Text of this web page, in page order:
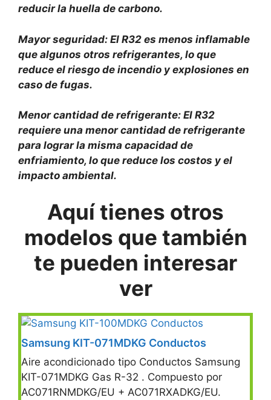
reducir la huella de carbono.
Mayor seguridad: El R32 es menos inflamable
que algunos otros refrigerantes, lo que
reduce el riesgo de incendio y explosiones en
caso de fugas.
Menor cantidad de refrigerante: El R32
requiere una menor cantidad de refrigerante
para lograr la misma capacidad de
enfriamiento, lo que reduce los costos y el
impacto ambiental.
Aquítienes otros
modelos que también
te pueden interesar
ver
Samsung KIT-071MDKG Conductos
Aire acondicionado tipo Conductos Samsung
KIT-071MDKG Gas R-32 . Compuesto por
AC071RNMDKG/EU + AC071RXADKG/EU.